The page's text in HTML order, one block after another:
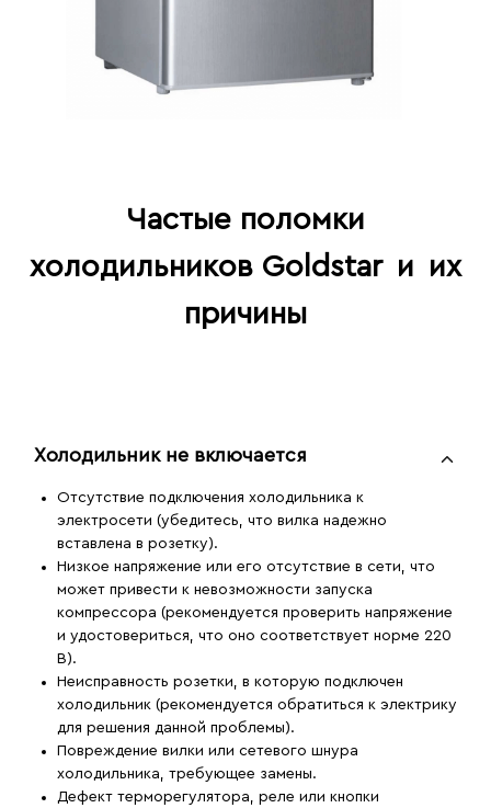
Частые поломки
холодильников Goldstar и их
причины
Холодильник не включается
Отсутствие подключения холодильника к
электросети (убедитесь, что вилка надежно
вставлена в розетку).
Низкое напряжение или его отсутствие в сети, что
может привести к невозможности запуска
компрессора (рекомендуется проверить напряжение
и удостовериться, что оно соответствует норме 220
В).
Неисправность розетки, в которую подключен
холодильник (рекомендуется обратиться к электрику
для решения данной проблемы).
Повреждение вилки или сетевого шнура
холодильника, требующее замены.
Дефект терморегулятора, реле или кнопки